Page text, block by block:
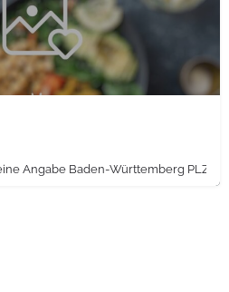
Angabe Baden-Württemberg PLZ